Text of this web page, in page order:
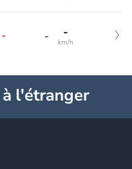
- - -
km/h
l'étranger